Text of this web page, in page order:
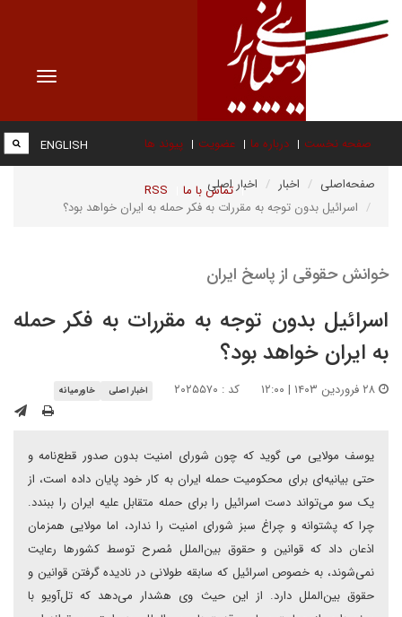
Toggle
صفحه نخست درباره ما عضویت پیوند ها
تماس با ما RSS
ENGLISH
صفحه‌اصلی اخبار
اخبار اصلی
اسرائیل بدون توجه به مقررات به فکر حمله به ایران خواهد بود؟
خوانش حقوقی از پاسخ ایران
اسرائیل بدون توجه به مقررات به فکر حمله
به ایران خواهد بود؟
کد : ۲۰۲۵۵۷۰ اخبار اصلی خاورمیانه
یوسف مولایی می گوید که چون شورای امنیت بدون صدور قطع‌نامه و
حتی بیانیه‌ای برای محکومیت حمله ایران به کار خود پایان داده است، از
یک سو می‌تواند دست اسرائیل را برای حمله متقابل علیه ایران را ببندد.
چرا که پشتوانه و چراغ سبز شورای امنیت را ندارد، اما مولایی همزمان
اذعان داد که قوانین و حقوق بین‌الملل مُصرح توسط کشورها رعایت
نمی‌شوند، به خصوص اسرائیل که سابقه طولانی در نادیده گرفتن قوانین و
حقوق بین‌الملل دارد. از این حیث وی هشدار می‌دهد که تل‌‌آویو با